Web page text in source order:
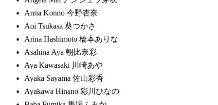
Anna Konno 今野杏奈
Aoi Tsukasa 葵つかさ
Arina Hashimoto 橋本ありな
Asahina Aya 朝比奈彩
Aya Kawasaki 川崎あや
Ayaka Sayama 佐山彩香
Ayakawa Hinano 彩川ひなの